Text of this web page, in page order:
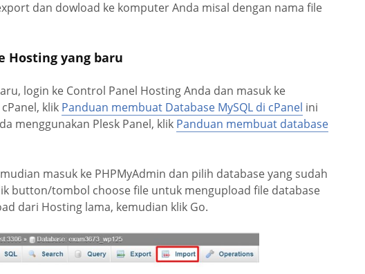
dan dowload ke komputer Anda misal dengan nama file
Hosting yang baru
login ke Control Panel Hosting Anda dan masuk ke
klik Panduan membuat Database MySQL di cPanel ini
menggunakan Plesk Panel, klik Panduan membuat database
masuk ke PHPMyAdmin dan pilih database yang sudah
button/tombol choose file untuk mengupload file database
dari Hosting lama, kemudian klik Go.